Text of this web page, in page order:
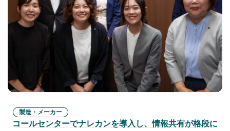
製造・メーカー
コールセンターでナレカンを導入し、情報共有が格段に